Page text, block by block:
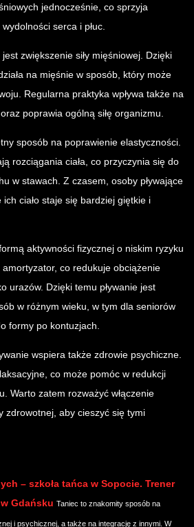
jednocześnie, co sprzyja
serca i płuc.
zwiększenie siły mięśniowej. Dzięki
na mięśnie w sposób, który może
Regularna praktyka wpływa także na
poprawia ogólną siłę organizmu.
sposób na poprawienie elastyczności.
rozciągania ciała, co przyczynia się do
w stawach. Z czasem, osoby pływające
ciało staje się bardziej giętkie i
aktywności fizycznej o niskim ryzyku
amortyzator, co redukuje obciążenie
urazów. Dzięki temu pływanie jest
w różnym wieku, w tym dla seniorów
formy po kontuzjach.
wspiera także zdrowie psychiczne.
co może pomóc w redukcji
Warto zatem rozważyć włączenie
zdrowotnej, aby cieszyć się tymi
– szkoła tańca w Sopocie. Trener
Gdańsku Taniec to znakomity sposób na
i psychicznej, a także na integrację z innymi. W